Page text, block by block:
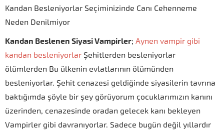
Kandan Besleniyorlar Seçiminizinde Canı Cehenneme
Neden Denilmiyor
Kandan Beslenen Siyasi Vampirler; Aynen vampir gibi
kandan besleniyorlar Şehitlerden besleniyorlar
ölümlerden Bu ülkenin evlatlarının ölümünden
besleniyorlar. Şehit cenazesi geldiğinde siyasilerin tavrına
baktığımda şöyle bir şey görüyorum çocuklarımızın kanını
üzerinden, cenazesinde oradan gelecek kanı bekleyen
Vampirler gibi davranıyorlar. Sadece bugün değil yıllardır